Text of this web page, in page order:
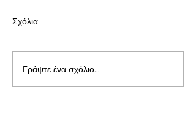
Σχόλια
Γράψτε ένα σχόλιο...